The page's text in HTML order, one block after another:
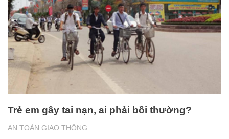
AN TOÀN GIAO THÔNG
Trẻ em gây tai nạn, ai phải bồi thường?